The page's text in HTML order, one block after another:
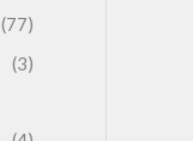
(77)
(3)